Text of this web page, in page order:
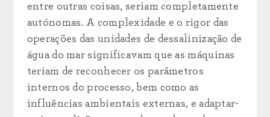
entre outras coisas, seriam completamente
autónomas. A complexidade e o rigor das
operações das unidades de dessalinização de
água do mar significavam que as máquinas
teriam de reconhecer os parâmetros
internos do processo, bem como as
influências ambientais externas, e adaptar-